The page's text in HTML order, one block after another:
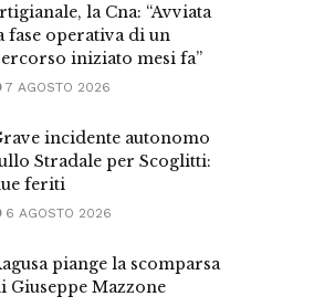
la Cna: “Avviata
fase operativa di un
iniziato mesi fa”
7 AGOSTO 2026
incidente autonomo
Stradale per Scoglitti:
feriti
6 AGOSTO 2026
piange la scomparsa
Giuseppe Mazzone